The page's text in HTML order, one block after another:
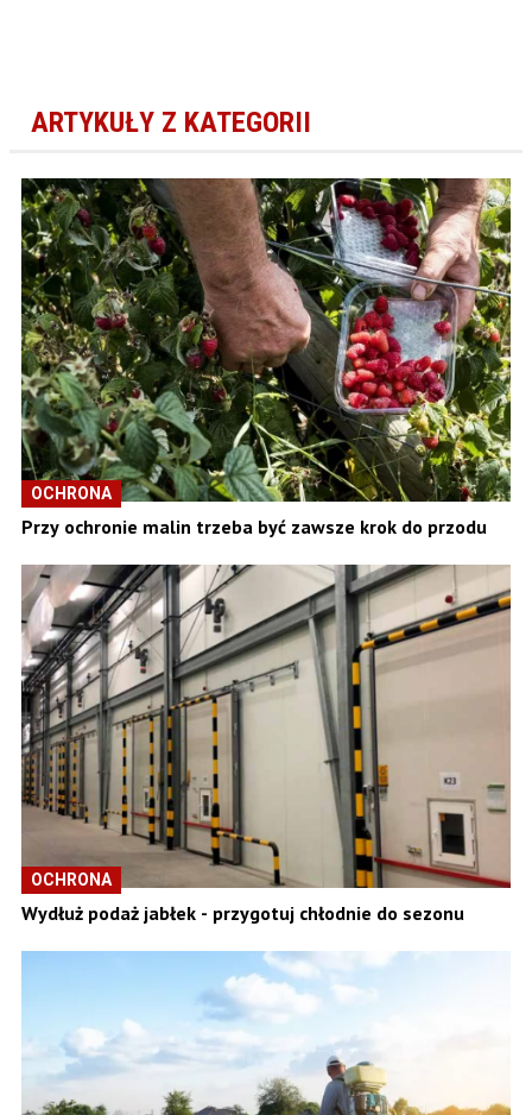
ARTYKUŁY Z KATEGORII
OCHRONA
Przy ochronie malin trzeba być zawsze krok do przodu
OCHRONA
Wydłuż podaż jabłek - przygotuj chłodnie do sezonu